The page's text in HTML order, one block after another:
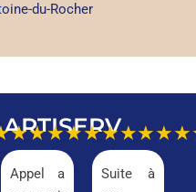
du-Rocher
★★★★★
Appel a
Suite à